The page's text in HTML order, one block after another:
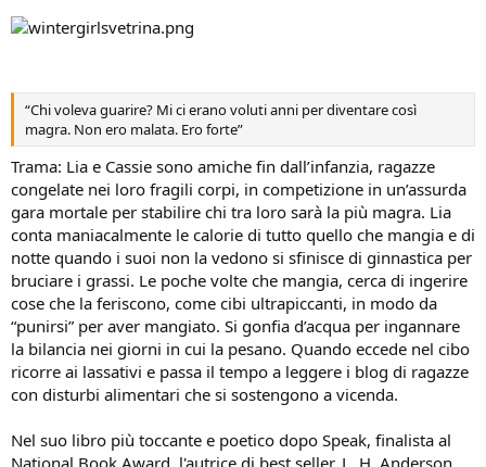
“Chi voleva guarire? Mi ci erano voluti anni per diventare così
magra. Non ero malata. Ero forte”
Trama: Lia e Cassie sono amiche fin dall’infanzia, ragazze
congelate nei loro fragili corpi, in competizione in un’assurda
gara mortale per stabilire chi tra loro sarà la più magra. Lia
conta maniacalmente le calorie di tutto quello che mangia e di
notte quando i suoi non la vedono si sfinisce di ginnastica per
bruciare i grassi. Le poche volte che mangia, cerca di ingerire
cose che la feriscono, come cibi ultrapiccanti, in modo da
“punirsi” per aver mangiato. Si gonfia d’acqua per ingannare
la bilancia nei giorni in cui la pesano. Quando eccede nel cibo
ricorre ai lassativi e passa il tempo a leggere i blog di ragazze
con disturbi alimentari che si sostengono a vicenda.
Nel suo libro più toccante e poetico dopo Speak, finalista al
National Book Award, l'autrice di best seller, L. H. Anderson